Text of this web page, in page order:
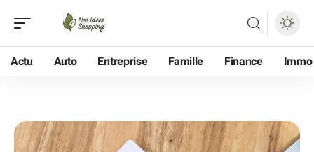
Actu Auto Entreprise Famille Finance Immo